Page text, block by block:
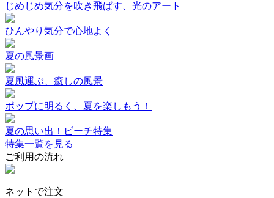
じめじめ気分を吹き飛ばす、光のアート
ひんやり気分で心地よく
夏の風景画
夏風運ぶ、癒しの風景
ポップに明るく、夏を楽しもう！
夏の思い出！ビーチ特集
特集一覧を見る
ご利用の流れ
ネットで注文